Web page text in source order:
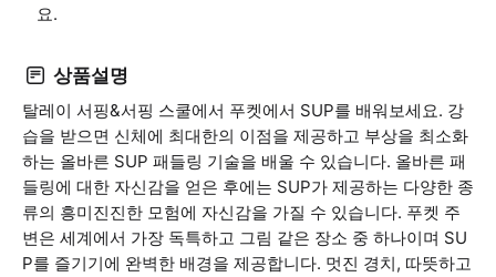
요.
상품설명
탈레이 서핑&서핑 스쿨에서 푸켓에서 SUP를 배워보세요. 강
습을 받으면 신체에 최대한의 이점을 제공하고 부상을 최소화
하는 올바른 SUP 패들링 기술을 배울 수 있습니다. 올바른 패
들링에 대한 자신감을 얻은 후에는 SUP가 제공하는 다양한 종
류의 흥미진진한 모험에 자신감을 가질 수 있습니다. 푸켓 주
변은 세계에서 가장 독특하고 그림 같은 장소 중 하나이며 SU
P를 즐기기에 완벽한 배경을 제공합니다. 멋진 경치, 따뜻하고